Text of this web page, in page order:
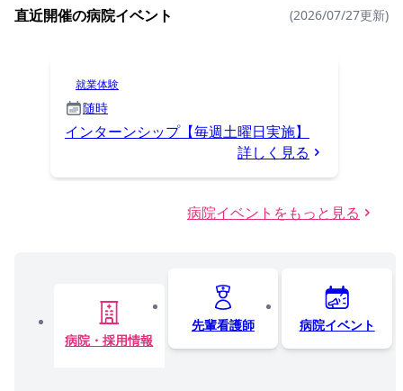
直近開催の病院イベント (2026/07/27更新)
就業体験
随時
インターンシップ【毎週土曜日実施】
詳しく見る
病院イベントをもっと見る
病院・採用情報
先輩看護師 病院イベント